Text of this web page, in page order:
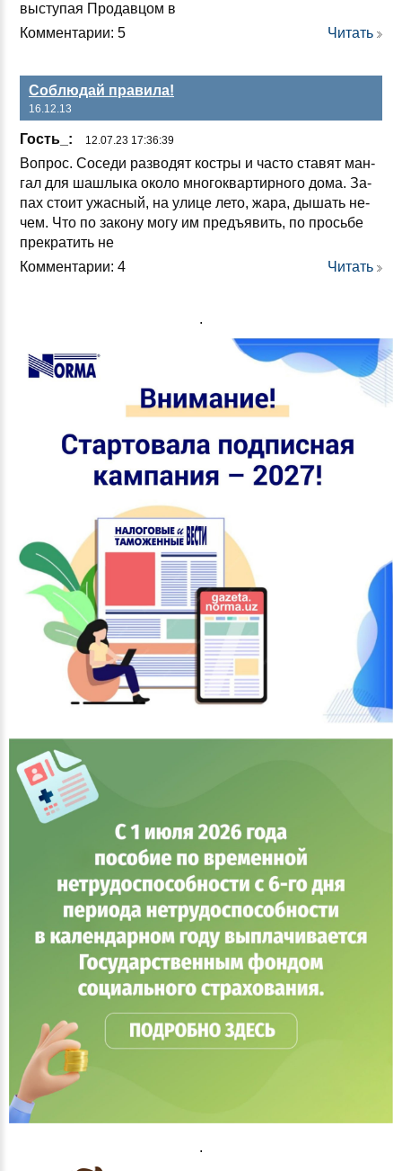
выс­ту­пая Про­дав­цом в
Комментарии: 5
Читать
Соблюдай правила!
16.12.13
Гость_: 12.07.23 17:36:39
Воп­рос. Со­се­ди раз­во­дят кос­тры и час­то ста­вят ман­
гал для шаш­лы­ка око­ло мно­гок­вар­тир­но­го до­ма. За­
пах сто­ит ужас­ный, на ули­це ле­то, жа­ра, ды­шать не­
чем. Что по за­ко­ну мо­гу им предъ­явить, по прось­бе
прек­ра­тить не
Комментарии: 4
Читать
.
.